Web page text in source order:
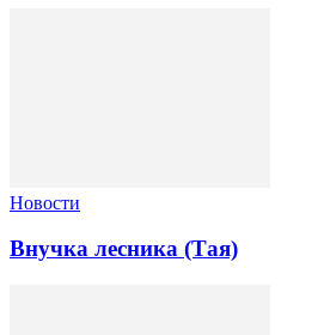
Новости
Внучка лесника (Тая)